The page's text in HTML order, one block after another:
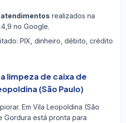
realizados na
no Google.
PIX, dinheiro, débito, crédito
limpeza de caixa de
(São Paulo)
Em Vila Leopoldina (São
Gordura está pronta para